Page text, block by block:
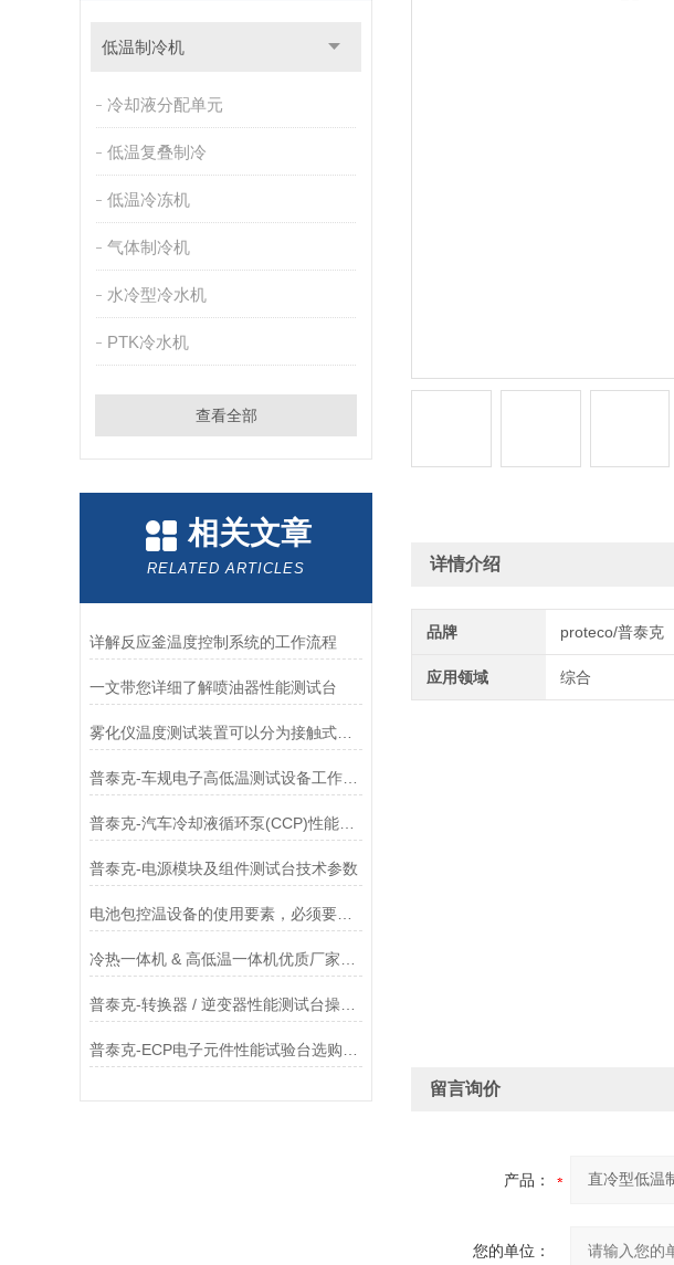
低温制冷机
冷却液分配单元
低温复叠制冷
低温冷冻机
气体制冷机
水冷型冷水机
PTK冷水机
查看全部
相关文章
RELATED ARTICLES
详解反应釜温度控制系统的工作流程
一文带您详细了解喷油器性能测试台
雾化仪温度测试装置可以分为接触式和非接触式两大类
普泰克-车规电子高低温测试设备工作原理
普泰克-汽车冷却液循环泵(CCP)性能测试台核心组成与原理
普泰克-电源模块及组件测试台技术参数
电池包控温设备的使用要素，必须要知道！
普泰克-转换器 / 逆变器性能测试台操作使用
详情介绍
品牌 proteco/普泰克
应用领域 综合
留言询价
产品：
您的单位：